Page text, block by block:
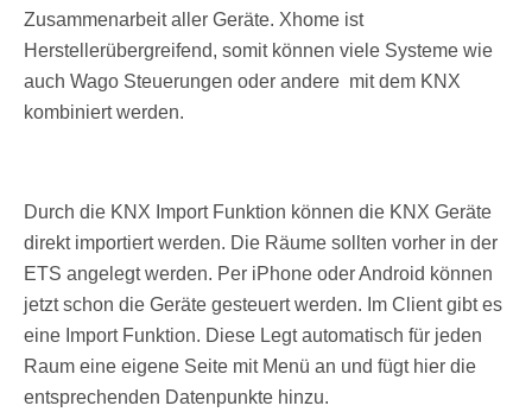
Zusammenarbeit aller Geräte. Xhome ist
Herstellerübergreifend, somit können viele Systeme wie
auch Wago Steuerungen oder andere mit dem KNX
kombiniert werden.
Durch die KNX Import Funktion können die KNX Geräte
direkt importiert werden. Die Räume sollten vorher in der
ETS angelegt werden. Per iPhone oder Android können
jetzt schon die Geräte gesteuert werden. Im Client gibt es
eine Import Funktion. Diese Legt automatisch für jeden
Raum eine eigene Seite mit Menü an und fügt hier die
entsprechenden Datenpunkte hinzu.